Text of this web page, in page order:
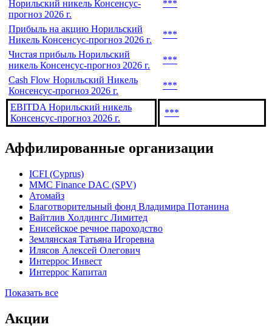
Выручка Норильский никель
Консенсус-прогноз 2026 г.
Дивиденды на акцию
Норильский никель Консенсус-
прогноз 2026 г.
Прибыль на акцию Норильский
Никель Консенсус-прогноз 2026 г.
Чистая прибыль Норильский
никель Консенсус-прогноз 2026 г.
***
Cash Flow Норильский Никель
***
EBITDA Норильский никель
Консенсус-прогноз 2026 г.
***
Аффилированные организации
ICFI (Cyprus)
MMC Finance DAC (SPV)
Атомайз
Благотворительный фонд Владимира Потанина
Вайтлив Холдингс Лимитед
Енисейское речное пароходство
Землянская Татьяна Игоревна
Илясов Алексей Олегович